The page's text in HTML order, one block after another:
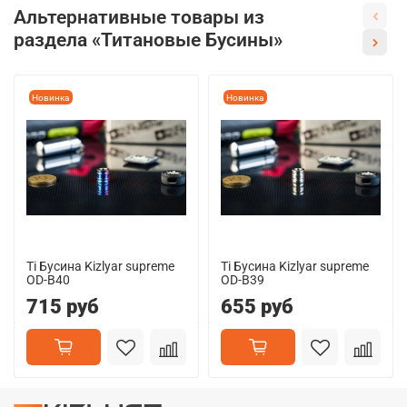
Альтернативные товары из
раздела «Титановые Бусины»
Новинка
Ti Бусина Kizlyar supreme
OD-B40
715 руб
Новинка
Ti Бусина Kizlyar supreme
OD-B39
655 руб